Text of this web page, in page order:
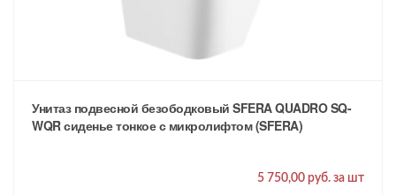
Унитаз подвесной безободковый SFERA QUADRO SQ-
WQR сиденье тонкое с микролифтом (SFERA)
5 750,00 руб. за шт